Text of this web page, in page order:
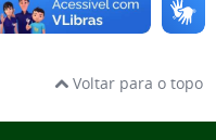
Voltar para o topo